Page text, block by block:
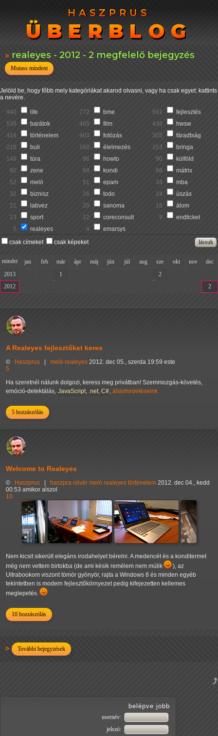
HASZPRUS
ÜBERBLOG
HASZPRUS
ÜBERBLOG
realeyes - 2012 - 2 megfelelő bejegyzés
Mutass mindent
Jelöld be, hogy főbb mely kategóriákat akarod olvasni, vagy ha csak egyet: kattints
a nevére.
940 life 772 bme 691
fejlesztés
538
barátok 465 film 436
hwsw
414
történelem 403 fotózás 305
fáradtság
218
buli 160 élelmezés 153
bringa
148
túra 96 howto 90
külföld
90
zene 68 kondi 68
mátrix
52
meló 51 epam 34
mba
32
biznisz 26 todo 24
úszás
21
labvez 20 sanoma 16
álom
13
sport 12 coreconsult 9
endticket
5
realeyes 4
emarsys
csak címeket
csak képeket
mindet jan feb már ápr máj jún júl aug sze okt nov
dec
2013
1 2
2012
2
A Realeyes fejlesztőket keres
© Haszprus meló realeyes 2012. dec 05., szerda 19:59 este
5
Ha szeretnél nálunk dolgozi, keress meg privátban! Szemmozgás-követés,
emóció-detektálás, JavaScript, .net, C#, álláshirdetéseink
5 hozzászólás
Welcome to Realeyes
© Haszprus haszpra olivér meló realeyes történelem 2012. dec 04., kedd
00:53 amikor alszol
10
Nem kicsit sikerült elegáns irodahelyet bérelni. A medencét és a konditermet
még nem vettem birtokba (de ami késik remélem nem múlik
), az
Ultrabookom viszont tömör gyönyör, rajta a Windows 8 és minden egyéb
tekintetben is modern fejlesztőkörnyezet pedig kifejezetten kellemes
meglepetés.
10 hozzászólás
További bejegyzések
belépve jobb
usernév:
jelszó: